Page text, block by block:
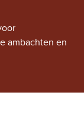
ambachten en